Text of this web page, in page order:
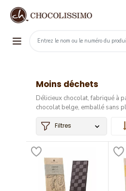
Moins déchets
Délicieux chocolat, fabriqué à
chocolat belge, emballé sans
Filtres